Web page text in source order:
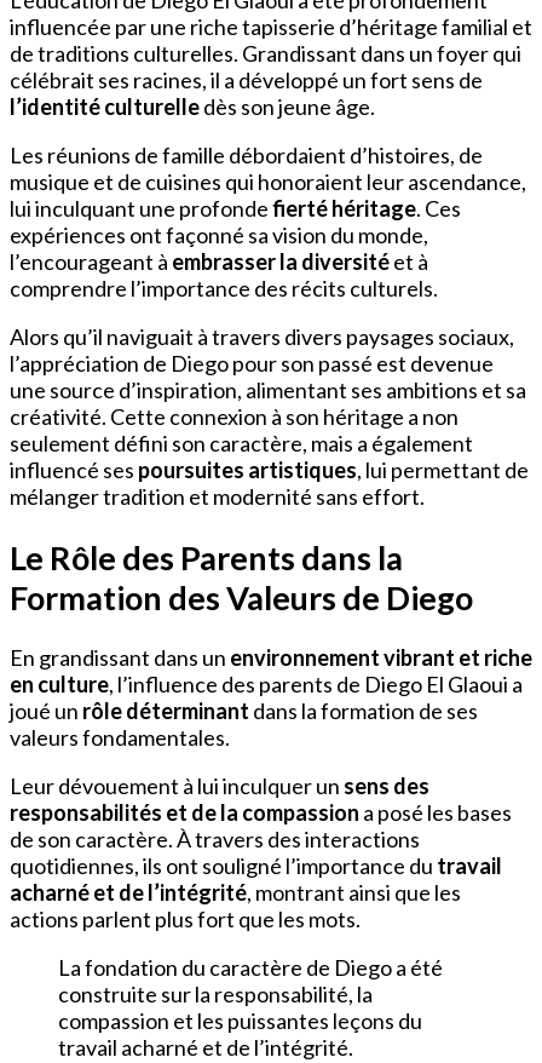
influencée par une riche tapisserie d’héritage familial et
de traditions culturelles. Grandissant dans un foyer qui
célébrait ses racines, il a développé un fort sens de
l’identité culturelledès son jeune âge.
Les réunions de famille débordaient d’histoires, de
musique et de cuisines qui honoraient leur ascendance,
lui inculquant une profondefierté héritage. Ces
expériences ont façonné sa vision du monde,
l’encourageant à embrasser la diversitéet à
comprendre l’importance des récits culturels.
Alors qu’il naviguait à travers divers paysages sociaux,
l’appréciation de Diego pour son passé est devenue
une source d’inspiration, alimentant ses ambitions et sa
créativité. Cette connexion à son héritage a non
seulement défini son caractère, mais a également
influencé ses poursuites artistiques, lui permettant de
mélanger tradition et modernité sans effort.
Le Rôle des Parents dans la
Formation des Valeurs de Diego
En grandissant dans un environnement vibrant et riche
en culture, l’influence des parents de Diego El Glaoui a
joué un rôle déterminant dans la formation de ses
valeurs fondamentales.
Leur dévouement à lui inculquer un sens des
responsabilités et de la compassion a posé les bases
de son caractère. À travers des interactions
quotidiennes, ils ont souligné l’importance du travail
acharné et de l’intégrité, montrant ainsi que les
actions parlent plus fort que les mots.
La fondation du caractère de Diego a été
construite sur la responsabilité, la
compassion et les puissantes leçons du
travail acharné et de l’intégrité.